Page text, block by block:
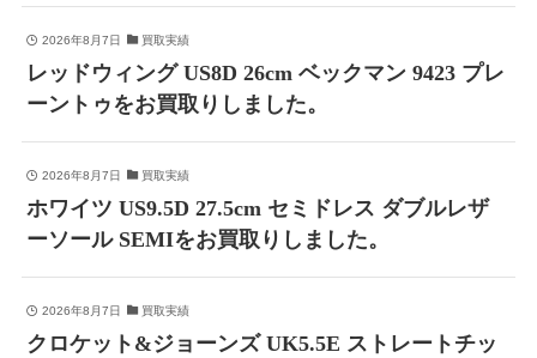
2026年8月7日 買取実績
レッドウィング US8D 26cm ベックマン 9423 プレ
ーントゥをお買取りしました。
2026年8月7日 買取実績
ホワイツ US9.5D 27.5cm セミドレス ダブルレザ
ーソール SEMIをお買取りしました。
2026年8月7日 買取実績
クロケット&ジョーンズ UK5.5E ストレートチッ